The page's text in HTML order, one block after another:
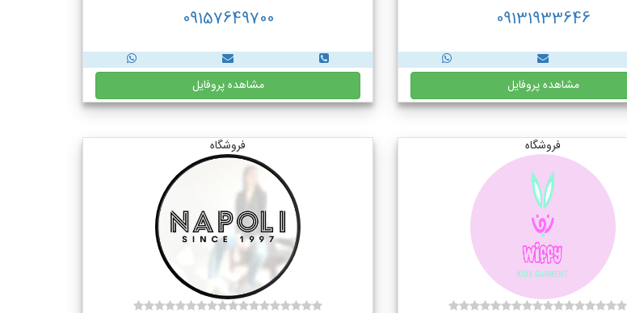
09131933646
مشاهده پروفایل
09157649700
مشاهده پروفایل
فروشگاه فروشگاه